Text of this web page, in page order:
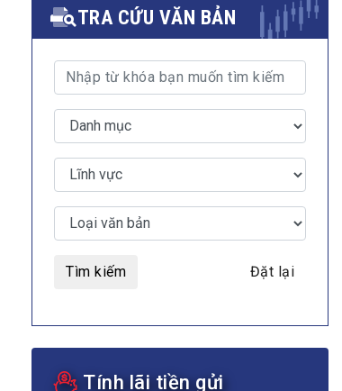
MULTIMEDIA
Video
E-magazines
TRA CỨU VĂN BẢN
Tìm kiếm Đặt lại
Tính lãi tiền gửi